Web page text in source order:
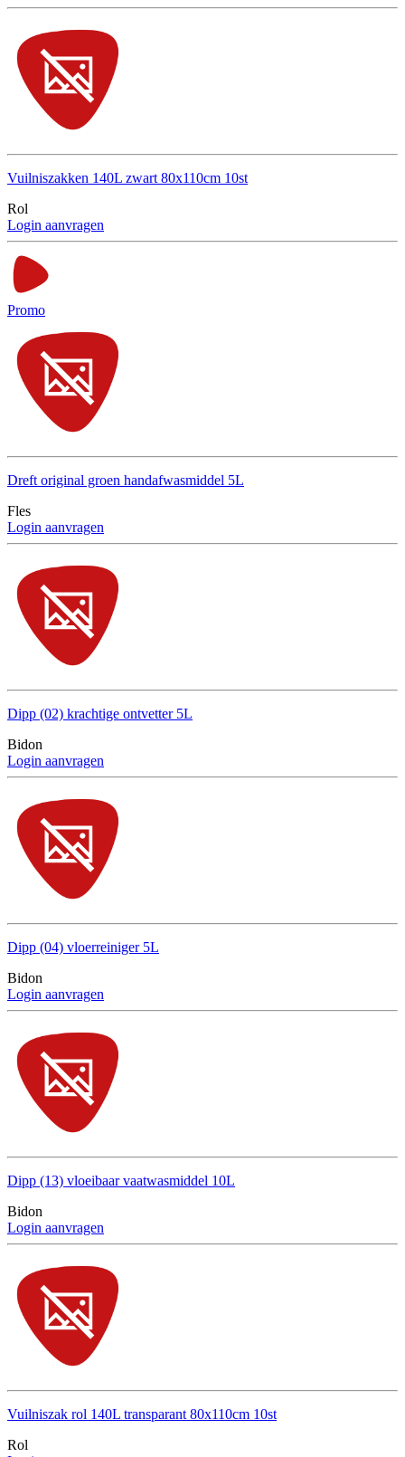
Vuilniszakken 140L zwart 80x110cm 10st
Rol
Login aanvragen
Promo
Dreft original groen handafwasmiddel 5L
Fles
Login aanvragen
Dipp (02) krachtige ontvetter 5L
Bidon
Login aanvragen
Dipp (04) vloerreiniger 5L
Bidon
Login aanvragen
Dipp (13) vloeibaar vaatwasmiddel 10L
Bidon
Login aanvragen
Vuilniszak rol 140L transparant 80x110cm 10st
Rol